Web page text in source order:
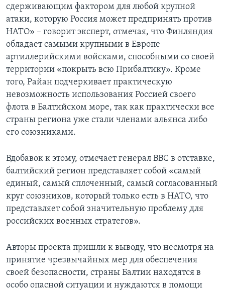
сдерживающим фактором для любой крупной
атаки, которую Россия может предпринять против
НАТО» – говорит эксперт, отмечая, что Финляндия
обладает самыми крупными в Европе
артиллерийскими войсками, способными со своей
территории «покрыть всю Прибалтику». Кроме
того, Райан подчеркивает практическую
невозможность использования Россией своего
флота в Балтийском море, так как практически все
страны региона уже стали членами альянса либо
его союзниками.
Вдобавок к этому, отмечает генерал ВВС в отставке,
балтийский регион представляет собой «самый
единый, самый сплоченный, самый согласованный
круг союзников, который только есть в НАТО, что
представляет собой значительную проблему для
российских военных стратегов».
Авторы проекта пришли к выводу, что несмотря на
принятие чрезвычайных мер для обеспечения
своей безопасности, страны Балтии находятся в
особо опасной ситуации и нуждаются в помощи